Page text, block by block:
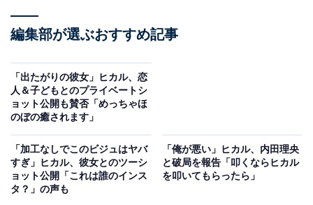
編集部が選ぶおすすめ記事
「出たがりの彼女」ヒカル、恋
人＆子どもとのプライベートシ
ョット公開も賛否「めっちゃほ
のぼの癒されます」
「加工なしでこのビジュはヤバ
すぎ」ヒカル、彼女とのツーシ
ョット公開「これは誰のインス
タ？」の声も
「俺が悪い」ヒカル、内田理央
と破局を報告「叩くならヒカル
を叩いてもらったら」